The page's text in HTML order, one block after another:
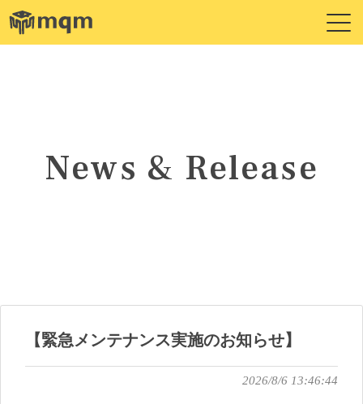
News & Release
【緊急メンテナンス実施のお知らせ】
2026/8/6 13:46:44